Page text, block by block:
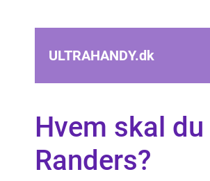
ULTRAHANDY.dk
Hvem skal
Randers?